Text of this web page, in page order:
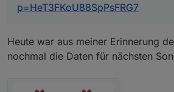
p=HeT3FKoU88SpPsFRG7
Heute war aus meiner Erinnerung
nochmal die Daten für nächsten